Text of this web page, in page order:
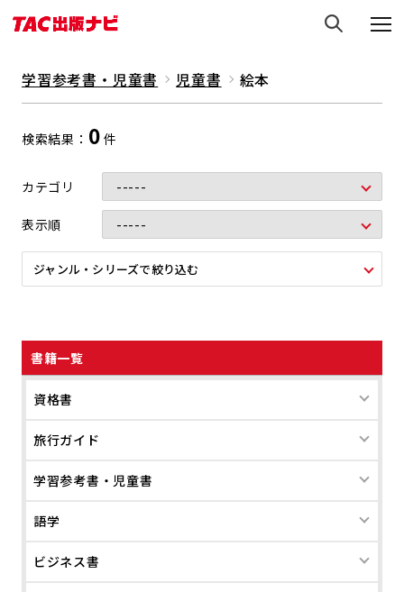
書籍一覧
資格書
旅行ガイド
学習参考書・児童書
語学
ビジネス書
学習参考書・児童書 児童書 絵本
検索結果 0 件
ジャンル・シリーズで絞り込む
カテゴリ
表示順